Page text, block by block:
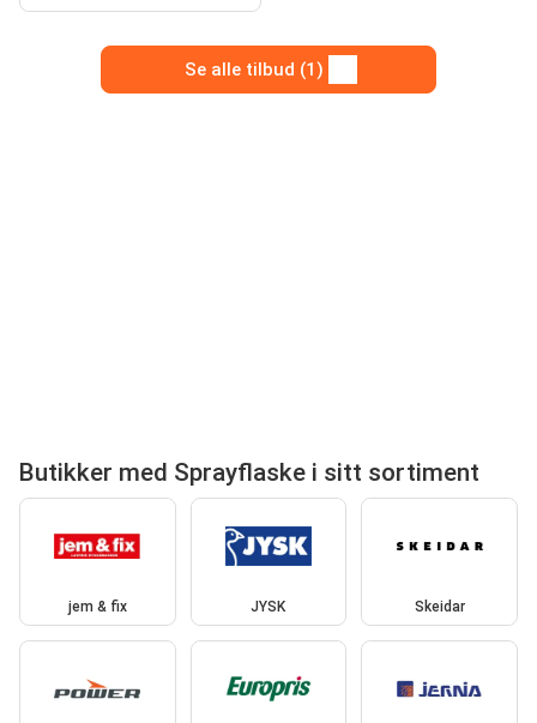
Se alle tilbud (1)
Butikker med Sprayflaske i sitt sortiment
jem & fix JYSK Skeidar